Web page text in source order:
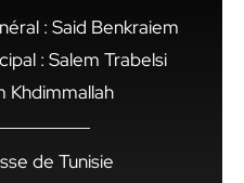
: Said Benkraiem
: Salem Trabelsi
Khdimmallah
de Tunisie